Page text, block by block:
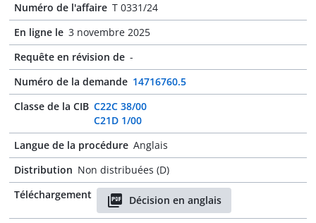
Numéro de l'affaire T 0331/24
En ligne le 3 novembre 2025
Requête en révision de -
Numéro de la demande 14716760.5
Classe de la CIB C22C 38/00
C21D 1/00
Langue de la procédure Anglais
Distribution Non distribuées (D)
Téléchargement
Décision en anglais